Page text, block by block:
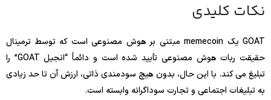
نکات کلیدی
GOAT یک memecoin مبتنی بر هوش مصنوعی است که توسط ترمینال
حقیقت ربات هوش مصنوعی تأیید شده است و دائماً “انجیل GOAT” را
تبلیغ می کند. با این حال، بدون هیچ سودمندی ذاتی، ارزش آن تا حد زیادی
به تبلیغات اجتماعی و تجارت سوداگرانه وابسته است.